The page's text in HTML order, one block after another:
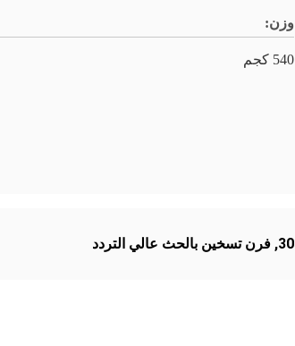
وزن:
540 كجم
, فرن تسخين بالحث عالي التردد